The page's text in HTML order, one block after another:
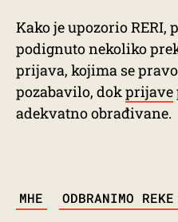
Kako je upozorio RERI,
podignuto nekoliko
prijava, kojima se
pozabavilo, dokprijave
adekvatno obrađivane.
MHE ODBRANIMO